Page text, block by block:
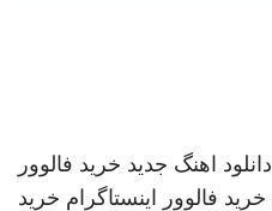
دانلود اهنگ جدید خرید فالوور
خرید فالوور اینستاگرام خرید